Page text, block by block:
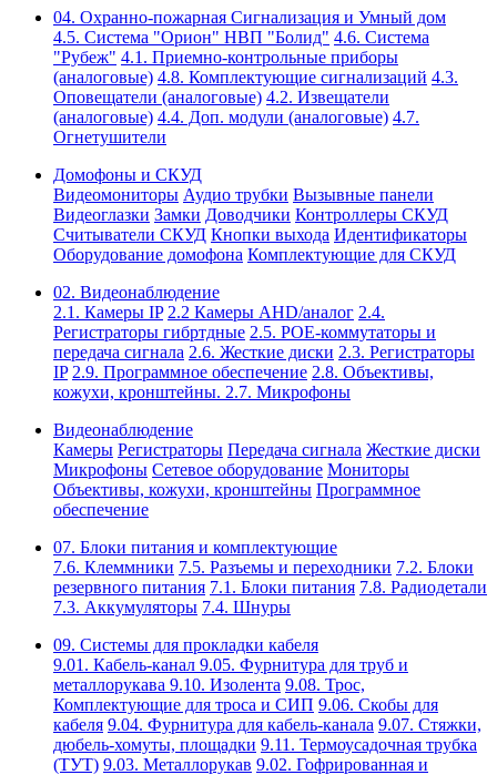
04. Охранно-пожарная Сигнализация и Умный дом
4.5. Система "Орион" НВП "Болид" 4.6. Система
"Рубеж" 4.1. Приемно-контрольные приборы
(аналоговые) 4.8. Комплектующие сигнализаций 4.3.
Оповещатели (аналоговые) 4.2. Извещатели
(аналоговые) 4.4. Доп. модули (аналоговые) 4.7.
Огнетушители
Домофоны и СКУД
Видеомониторы Аудио трубки Вызывные панели
Видеоглазки Замки Доводчики Контроллеры СКУД
Считыватели СКУД Кнопки выхода Идентификаторы
Оборудование домофона Комплектующие для СКУД
02. Видеонаблюдение
2.1. Камеры IP 2.2 Камеры AHD/аналог 2.4.
Регистраторы гибртдные 2.5. РОЕ-коммутаторы и
передача сигнала 2.6. Жесткие диски 2.3. Регистраторы
IP 2.9. Программное обеспечение 2.8. Объективы,
кожухи, кронштейны. 2.7. Микрофоны
Видеонаблюдение
Камеры Регистраторы Передача сигнала Жесткие диски
Микрофоны Сетевое оборудование Мониторы
Объективы, кожухи, кронштейны Программное
обеспечение
07. Блоки питания и комплектующие
7.6. Клеммники 7.5. Разъемы и переходники 7.2. Блоки
резервного питания 7.1. Блоки питания 7.8. Радиодетали
7.3. Аккумуляторы 7.4. Шнуры
09. Системы для прокладки кабеля
9.01. Кабель-канал 9.05. Фурнитура для труб и
металлорукава 9.10. Изолента 9.08. Трос,
Комплектующие для троса и СИП 9.06. Скобы для
кабеля 9.04. Фурнитура для кабель-канала 9.07. Стяжки,
дюбель-хомуты, площадки 9.11. Термоусадочная трубка
(ТУТ) 9.03. Металлорукав 9.02. Гофрированная и